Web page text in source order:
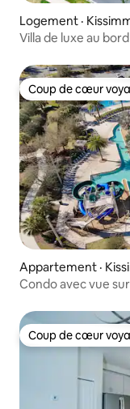
Logement ·
Villa de luxe au
Coup de cœur
Coup de cœur
Appartement ·
Condo avec vue
Coup de cœur
Coup de cœur